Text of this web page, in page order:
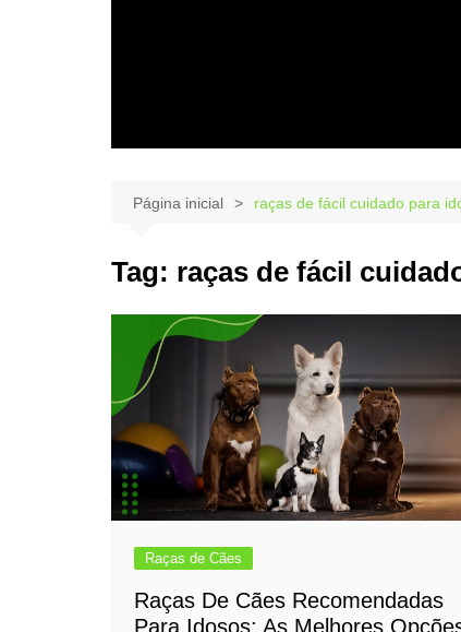
Página inicial raças de fácil cuidado para
Tag: raças de fácil
Raças de Cães
Raças De Cães Recomendadas
Para Idosos: As Melhores